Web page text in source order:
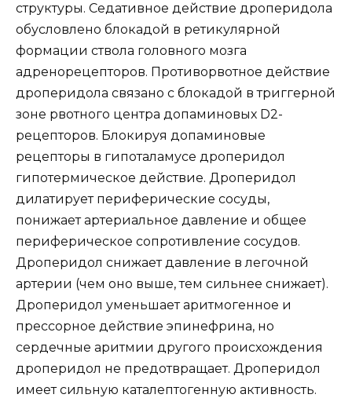
структуры. Седативное действие дроперидола
обусловлено блокадой в ретикулярной
формации ствола головного мозга
адренорецепторов. Противорвотное действие
дроперидола связано с блокадой в триггерной
зоне рвотного центра допаминовых D2-
рецепторов. Блокируя допаминовые
рецепторы в гипоталамусе дроперидол
гипотермическое действие. Дроперидол
дилатирует периферические сосуды,
понижает артериальное давление и общее
периферическое сопротивление сосудов.
Дроперидол снижает давление в легочной
артерии (чем оно выше, тем сильнее снижает).
Дроперидол уменьшает аритмогенное и
прессорное действие эпинефрина, но
сердечные аритмии другого происхождения
дроперидол не предотвращает. Дроперидол
имеет сильную каталептогенную активность.